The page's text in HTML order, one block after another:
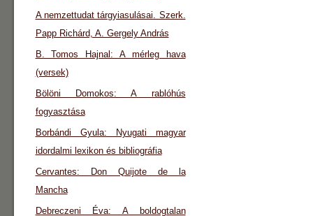
A nemzettudat tárgyiasulásai. Szerk.
Papp Richárd, A. Gergely András
B. Tomos Hajnal: A mérleg hava
(versek)
Bölöni Domokos: A rablóhús
fogyasztása
Borbándi Gyula: Nyugati magyar
idordalmi lexikon és bibliográfia
Cervantes: Don Quijote de la
Mancha
Debreczeni Éva: A boldogtalan